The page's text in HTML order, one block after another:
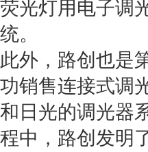
荧光灯用电子调
统。
此外，路创也是
功销售连接式调
和日光的调光器
程中，路创发明